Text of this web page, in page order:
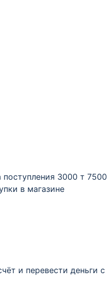
3000 т
в магазине
и перевести деньги